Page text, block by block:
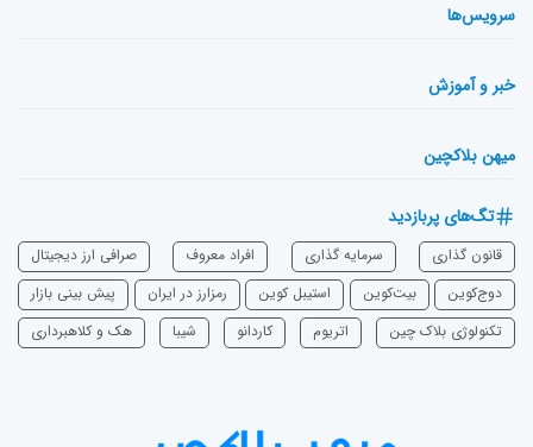
سرویس‌ها
خبر و آموزش
میهن بلاکچین
تگ‌های پربازدید
قانون گذاری سرمایه‌ گذاری افراد معروف
صرافی ارز دیجیتال
دوج‌کوین
بیت‌کوین استیبل کوین رمزارز در ایران
پیش بینی بازار
تکنولوژی بلاک چین
اتریوم ‌کاردانو شیبا هک و کلاهبرداری